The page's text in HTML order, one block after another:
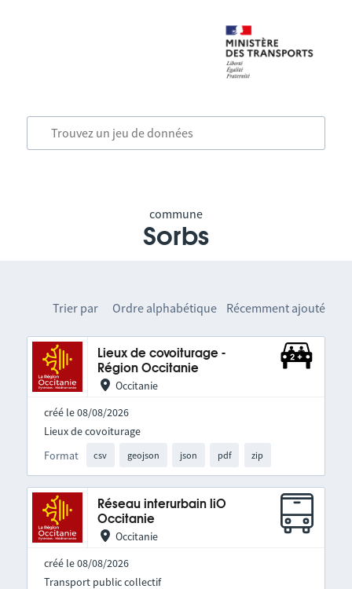
commune
Sorbs
Trier par Ordre alphabétique Récemment ajouté
Lieux de covoiturage -
Région Occitanie
Occitanie
créé le 08/08/2026
Format csv geojson json pdf zip
Lieux de covoiturage
Réseau interurbain liO
Occitanie
Occitanie
créé le 08/08/2026
Transport public collectif